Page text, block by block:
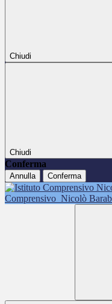
Chiudi
Chiudi
Conferma
Annulla Conferma
Comprensivo Nicolò